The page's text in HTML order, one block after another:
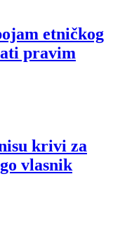
etničkog
pravim
krivi za
vlasnik